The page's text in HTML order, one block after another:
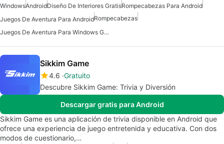
WindowsAndroidDiseño De Interiores GratisRompecabezas Para Android
Juegos De Aventura Para AndroidRompecabezas
Juegos De Aventura Para Windows Gratis
Sikkim Game
4.6 Gratuito
Descubre Sikkim Game: Trivia y Diversión
Descargar gratis para Android
Sikkim Game es una aplicación de trivia disponible en Android que
ofrece una experiencia de juego entretenida y educativa. Con dos
modos de cuestionario,…